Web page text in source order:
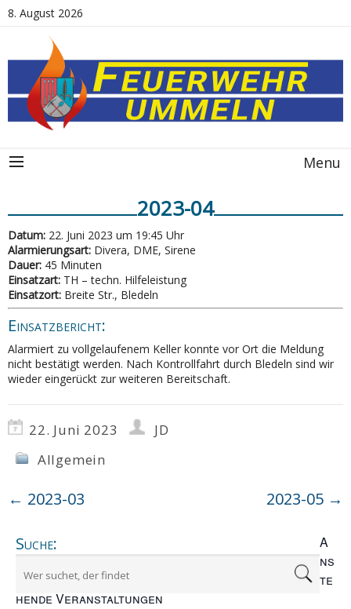
8. August 2026
Menu
2023-04
Datum: 22. Juni 2023 um 19:45 Uhr
Alarmierungsart: Divera, DME, Sirene
Dauer: 45 Minuten
Einsatzart: TH – techn. Hilfeleistung
Einsatzort: Breite Str., Bledeln
Einsatzbericht:
Alarmiert zu vollgelaufenem Keller konnte vor Ort die Meldung
nicht bestätigt werden. Nach Kontrollfahrt durch Bledeln sind wir
wieder eingerückt zur weiteren Bereitschaft.
22. Juni 2023
JD
Allgemein
← 2023-03 2023-05 →
Suche:
A
ns
te
hende Veranstaltungen